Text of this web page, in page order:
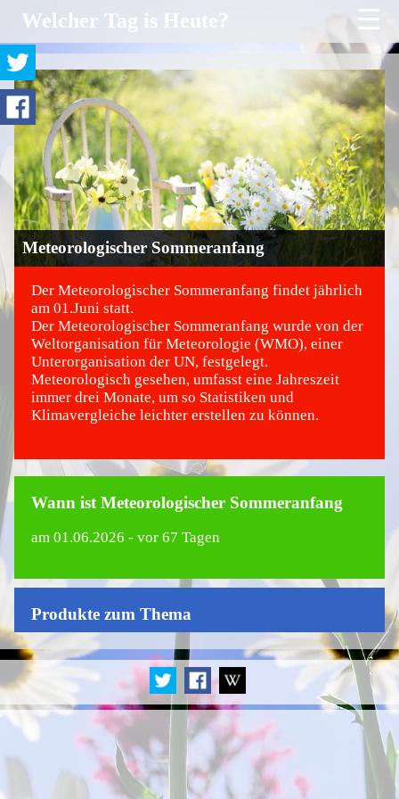
Welcher Tag is Heute? ☰
Meteorologischer Sommeranfang
©
Der Meteorologischer Sommeranfang findet jährlich
am 01.Juni statt.
Der Meteorologischer Sommeranfang wurde von der
Weltorganisation für Meteorologie (WMO), einer
Unterorganisation der UN, festgelegt.
Meteorologisch gesehen, umfasst eine Jahreszeit
immer drei Monate, um so Statistiken und
Klimavergleiche leichter erstellen zu können.
Wann ist Meteorologischer Sommeranfang
am 01.06.2026 - vor 67 Tagen
Produkte zum Thema